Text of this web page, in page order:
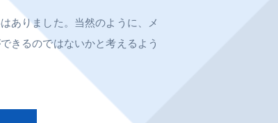
ありました。当然のように、メ
きるのではないかと考えるよう